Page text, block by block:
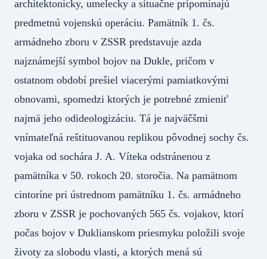
architektonicky, umelecky a situačne pripomínajú
predmetnú vojenskú operáciu. Pamätník 1. čs.
armádneho zboru v ZSSR predstavuje azda
najznámejší symbol bojov na Dukle, pričom v
ostatnom období prešiel viacerými pamiatkovými
obnovami, spomedzi ktorých je potrebné zmieniť
najmä jeho odideologizáciu. Tá je najväčšmi
vnímateľná reštituovanou replikou pôvodnej sochy čs.
vojaka od sochára J. A. Víteka odstránenou z
pamätníka v 50. rokoch 20. storočia. Na pamätnom
cintoríne pri ústrednom pamätníku 1. čs. armádneho
zboru v ZSSR je pochovaných 565 čs. vojakov, ktorí
počas bojov v Duklianskom priesmyku položili svoje
životy za slobodu vlasti, a ktorých mená sú